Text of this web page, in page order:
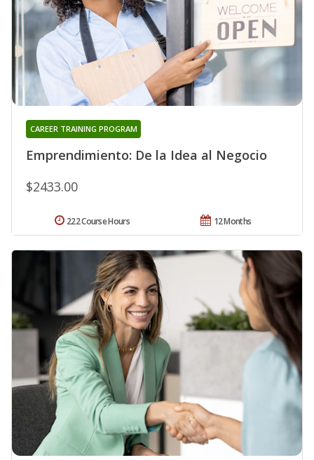
Emprendimiento: De la Idea al Negocio
CAREER TRAINING PROGRAM
$2433.00
12 Months
222 Course Hours